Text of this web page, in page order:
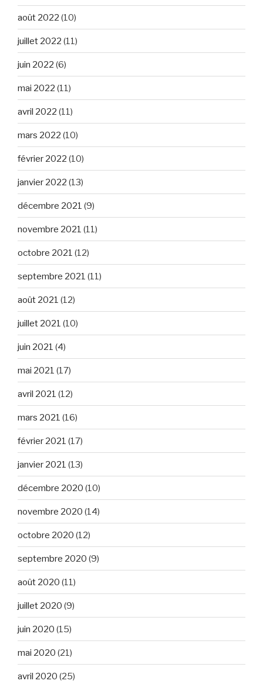
août 2022 (10)
juillet 2022 (11)
juin 2022 (6)
mai 2022 (11)
avril 2022 (11)
mars 2022 (10)
février 2022 (10)
janvier 2022 (13)
décembre 2021 (9)
novembre 2021 (11)
octobre 2021 (12)
septembre 2021 (11)
août 2021 (12)
juillet 2021 (10)
juin 2021 (4)
mai 2021 (17)
avril 2021 (12)
mars 2021 (16)
février 2021 (17)
janvier 2021 (13)
décembre 2020 (10)
novembre 2020 (14)
octobre 2020 (12)
septembre 2020 (9)
août 2020 (11)
juillet 2020 (9)
juin 2020 (15)
mai 2020 (21)
avril 2020 (25)